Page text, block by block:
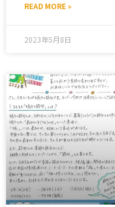
READ MORE »
2023年5月8日